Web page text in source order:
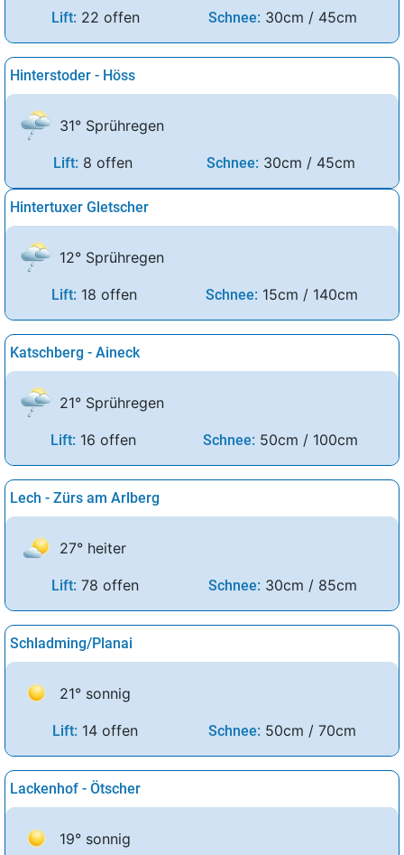
Lift: 22 offen Schnee: 30cm / 45cm
Hinterstoder - Höss
31° Sprühregen
Lift: 8 offen Schnee: 30cm / 45cm
Hintertuxer Gletscher
12° Sprühregen
Lift: 18 offen Schnee: 15cm / 140cm
Katschberg - Aineck
21° Sprühregen
Lift: 16 offen Schnee: 50cm / 100cm
Lech - Zürs am Arlberg
27° heiter
Lift: 78 offen Schnee: 30cm / 85cm
Schladming/Planai
21° sonnig
Lift: 14 offen Schnee: 50cm / 70cm
Lackenhof - Ötscher
19° sonnig